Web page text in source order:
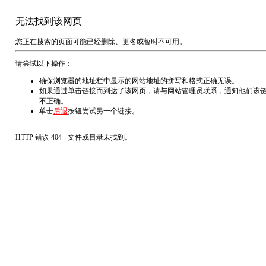
无法找到该网页
您正在搜索的页面可能已经删除、更名或暂时不可用。
请尝试以下操作：
确保浏览器的地址栏中显示的网站地址的拼写和格式正确无误。
如果通过单击链接而到达了该网页，请与网站管理员联系，通知他们该
不正确。
单击后退按钮尝试另一个链接。
HTTP 错误 404 - 文件或目录未找到。